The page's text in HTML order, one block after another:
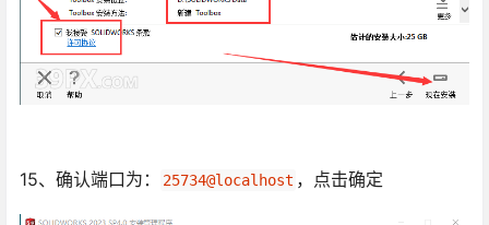
15、确认端口为： 25734@localhost ，点击确定